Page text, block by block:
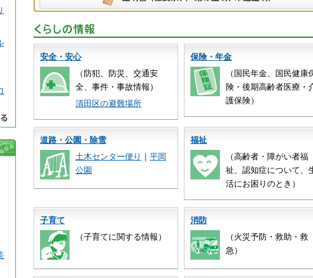
安全・安心
（防犯、防災、交通安
全、事件・事故情報）
清田区の避難場所
保険・年金
（国民年金、国民健康
険・後期高齢者医療・
護保険）
道路・公園・除雪
土木センター便り ｜ 平岡
公園
福祉
（高齢者・障がい者福
祉、認知症について、
活にお困りのとき）
子育て
（子育てに関する情報）
消防
（火災予防・救助・救
急）